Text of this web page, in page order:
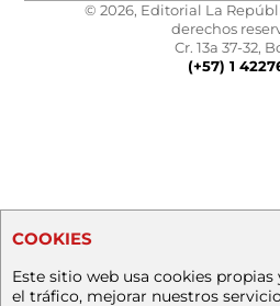
© 2026, Editorial La
derechos
Cr. 13a 37-32,
(+57) 1
COOKIES
Este sitio web usa cookies
el tráfico, mejorar nuestros